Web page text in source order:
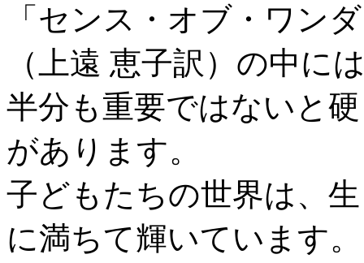
「センス・オブ・ワン
（上遠 恵子訳）の中に
半分も重要ではないと
があります。
子どもたちの世界は、
に満ちて輝いています。